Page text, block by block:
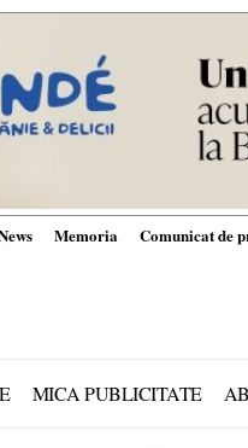
Memoria Comunicat de
MICA PUBLICITATE